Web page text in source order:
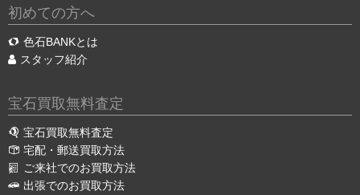
初めての方へ
色石BANKとは
スタッフ紹介
宝石買取無料査定
宝石買取無料査定
宅配・郵送買取方法
ご来社でのお買取方法
出張でのお買取方法